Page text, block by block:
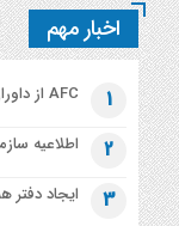
اخبار مهم
1 AFC از داوران زن ایران دعوت کرد
2 اطلاعیه‌
3 ایجاد دفتر